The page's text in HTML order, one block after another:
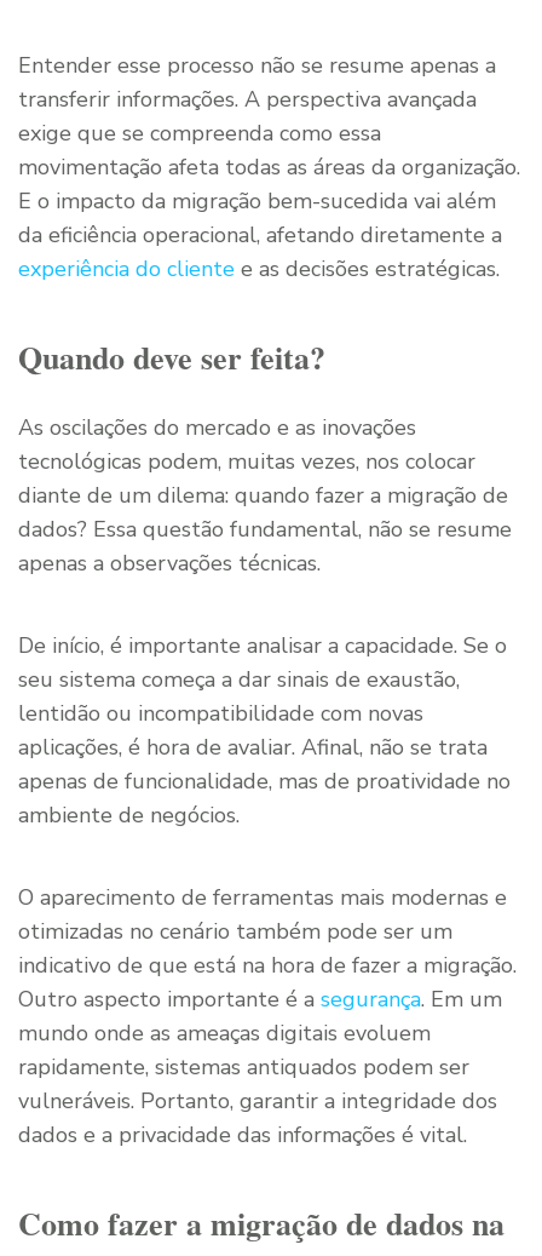
Entender esse processo não se resume apenas a
transferir informações. A perspectiva avançada
exige que se compreenda como essa
movimentação afeta todas as áreas da organização.
E o impacto da migração bem-sucedida vai além
da eficiência operacional, afetando diretamente a
experiência do cliente e as decisões estratégicas.
Quando deve ser feita?
As oscilações do mercado e as inovações
tecnológicas podem, muitas vezes, nos colocar
diante de um dilema: quando fazer a migração de
dados? Essa questão fundamental, não se resume
apenas a observações técnicas.
De início, é importante analisar a capacidade. Se o
seu sistema começa a dar sinais de exaustão,
lentidão ou incompatibilidade com novas
aplicações, é hora de avaliar. Afinal, não se trata
apenas de funcionalidade, mas de proatividade no
ambiente de negócios.
O aparecimento de ferramentas mais modernas e
otimizadas no cenário também pode ser um
indicativo de que está na hora de fazer a migração.
Outro aspecto importante é a segurança. Em um
mundo onde as ameaças digitais evoluem
rapidamente, sistemas antiquados podem ser
vulneráveis. Portanto, garantir a integridade dos
dados e a privacidade das informações é vital.
Como fazer a migração de dados na